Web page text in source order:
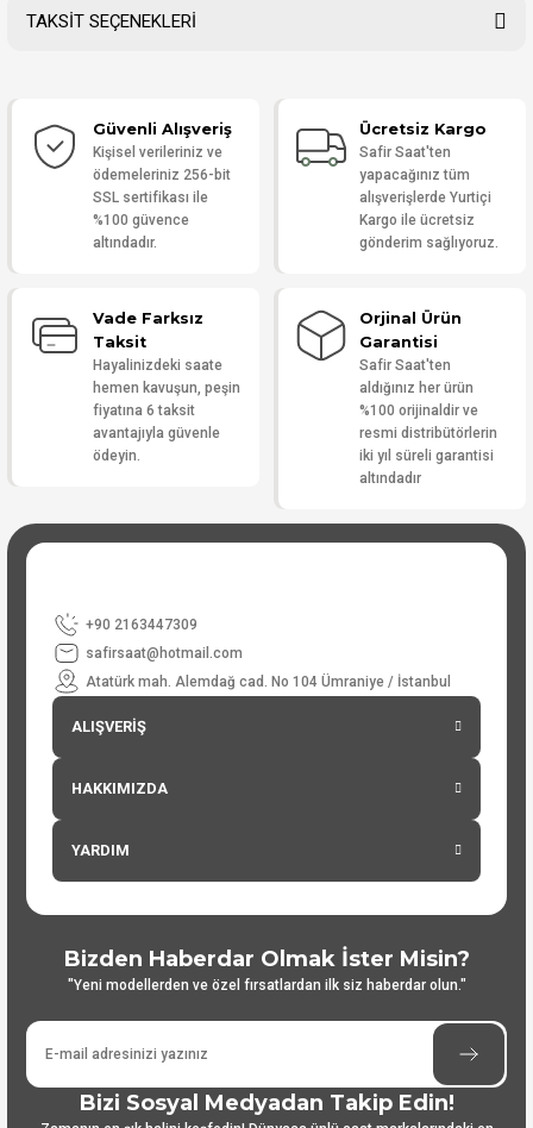
Yorum Yaz
TAKSİT SEÇENEKLERİ
Güvenli Alışveriş
Kişisel verileriniz ve
ödemeleriniz 256-bit
SSL sertifikası ile
%100 güvence
altındadır.
Ücretsiz Kargo
Safir Saat'ten
yapacağınız tüm
alışverişlerde Yurtiçi
Kargo ile ücretsiz
gönderim sağlıyoruz.
Vade Farksız
Taksit
Hayalinizdeki saate
hemen kavuşun, peşin
fiyatına 6 taksit
avantajıyla güvenle
ödeyin.
Orjinal Ürün
Garantisi
Safir Saat'ten
aldığınız her ürün
%100 orijinaldir ve
resmi distribütörlerin
iki yıl süreli garantisi
altındadır
+90 2163447309
safirsaat@hotmail.com
Atatürk mah. Alemdağ cad. No 104 Ümraniye / İstanbul
ALIŞVERİŞ
HAKKIMIZDA
YARDIM
Bizden Haberdar Olmak İster Misin?
"Yeni modellerden ve özel fırsatlardan ilk siz haberdar olun."
Bizi Sosyal Medyadan Takip Edin!